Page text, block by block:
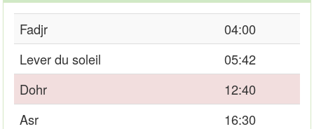
Fadjr
04:00
Lever du soleil
05:42
Dohr
12:40
Asr
16:30